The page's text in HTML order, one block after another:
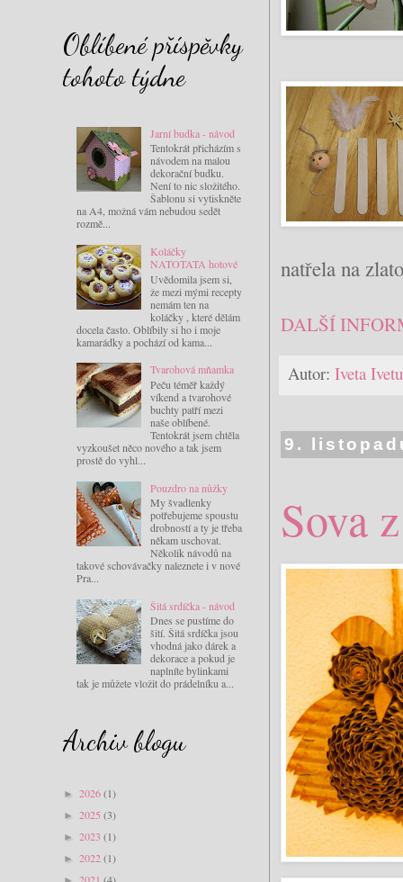
natřela na zlato
DALŠÍ
Autor: Iveta
9.
Sova
Oblíbené příspěvky
tohoto týdne
Jarní budka - návod
Tentokrát přicházím s
návodem na malou
dekorační budku.
Není to nic složitého.
Šablonu si vytiskněte
na A4, možná vám nebudou sedět
rozmě...
Koláčky
NATOTATA hotové
Uvědomila jsem si,
že mezi mými recepty
nemám ten na
koláčky , které dělám
docela často. Oblíbily si ho i moje
kamarádky a pochází od kama...
Tvarohová mňamka
Peču téměř každý
víkend a tvarohové
buchty patří mezi
naše oblíbené.
Tentokrát jsem chtěla
vyzkoušet něco nového a tak jsem
prostě do vyhl...
Pouzdro na nůžky
My švadlenky
potřebujeme spoustu
drobností a ty je třeba
někam uschovat.
Několik návodů na
takové schovávačky naleznete i v nové
Pra...
Šitá srdíčka - návod
Dnes se pustíme do
šití. Šitá srdíčka jsou
vhodná jako dárek a
dekorace a pokud je
naplníte bylinkami
tak je můžete vložit do prádelníku a...
Archiv blogu
► 2026(1)
► 2025 (3)
► 2023 (1)
► 2022(1)
2021 (4)